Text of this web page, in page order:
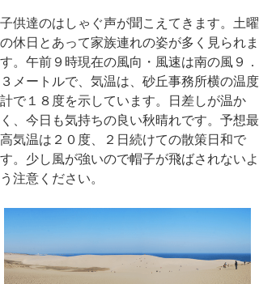
子供達のはしゃぐ声が聞こえてきます。土曜
の休日とあって家族連れの姿が多く見られま
す。午前９時現在の風向・風速は南の風９．
３メートルで、気温は、砂丘事務所横の温度
計で１８度を示しています。日差しが温か
く、今日も気持ちの良い秋晴れです。予想最
高気温は２０度、２日続けての散策日和で
す。少し風が強いので帽子が飛ばされないよ
う注意ください。